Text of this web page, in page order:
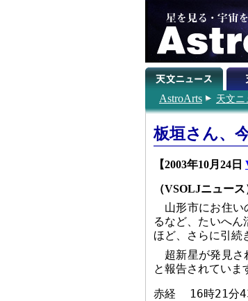
AstroArts 天文ニ
板垣さん、
【2003年10月24日
（VSOLJニュース
山形市にお住い
るなど、たいへん
ほど、さらに引続
超新星が発見さ
と報告されていま
赤経  16時21分